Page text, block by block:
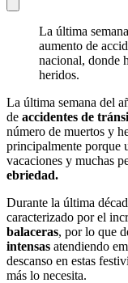
La última
aumento de
nacional, donde
heridos.
La última semana del
de accidentes de
número de muertos y
principalmente porque
vacaciones y muchas
ebriedad.
Durante la última
caracterizado por el
balaceras, por lo que
intensas atendiendo
descanso en estas
más lo necesita.